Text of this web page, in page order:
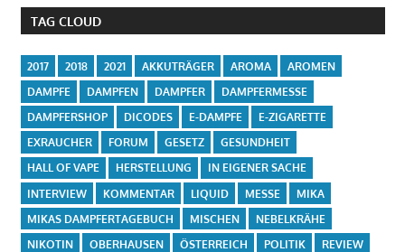
TAG CLOUD
2017 2018 2021 AKKUTRÄGER AROMA
AROMEN
DAMPFE
DAMPFEN DAMPFER
DAMPFERMESSE
DAMPFERSHOP
DICODES E-DAMPFE
E-ZIGARETTE
EXRAUCHER
FORUM GESETZ
GESUNDHEIT
HALL OF VAPE
HERSTELLUNG
IN EIGENER SACHE
INTERVIEW
KOMMENTAR LIQUID MESSE
MIKA
MIKAS DAMPFERTAGEBUCH
MISCHEN
NEBELKRÄHE
NIKOTIN
OBERHAUSEN ÖSTERREICH POLITIK
REVIEW